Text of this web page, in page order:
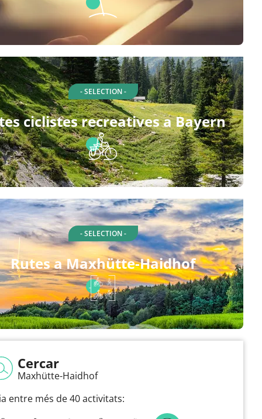
- SELECTION -
ciclistes recreatives a Bayern
- SELECTION -
Rutes a Maxhütte-Haidhof
Cercar
Maxhütte-Haidhof
entre més de 40 activitats: